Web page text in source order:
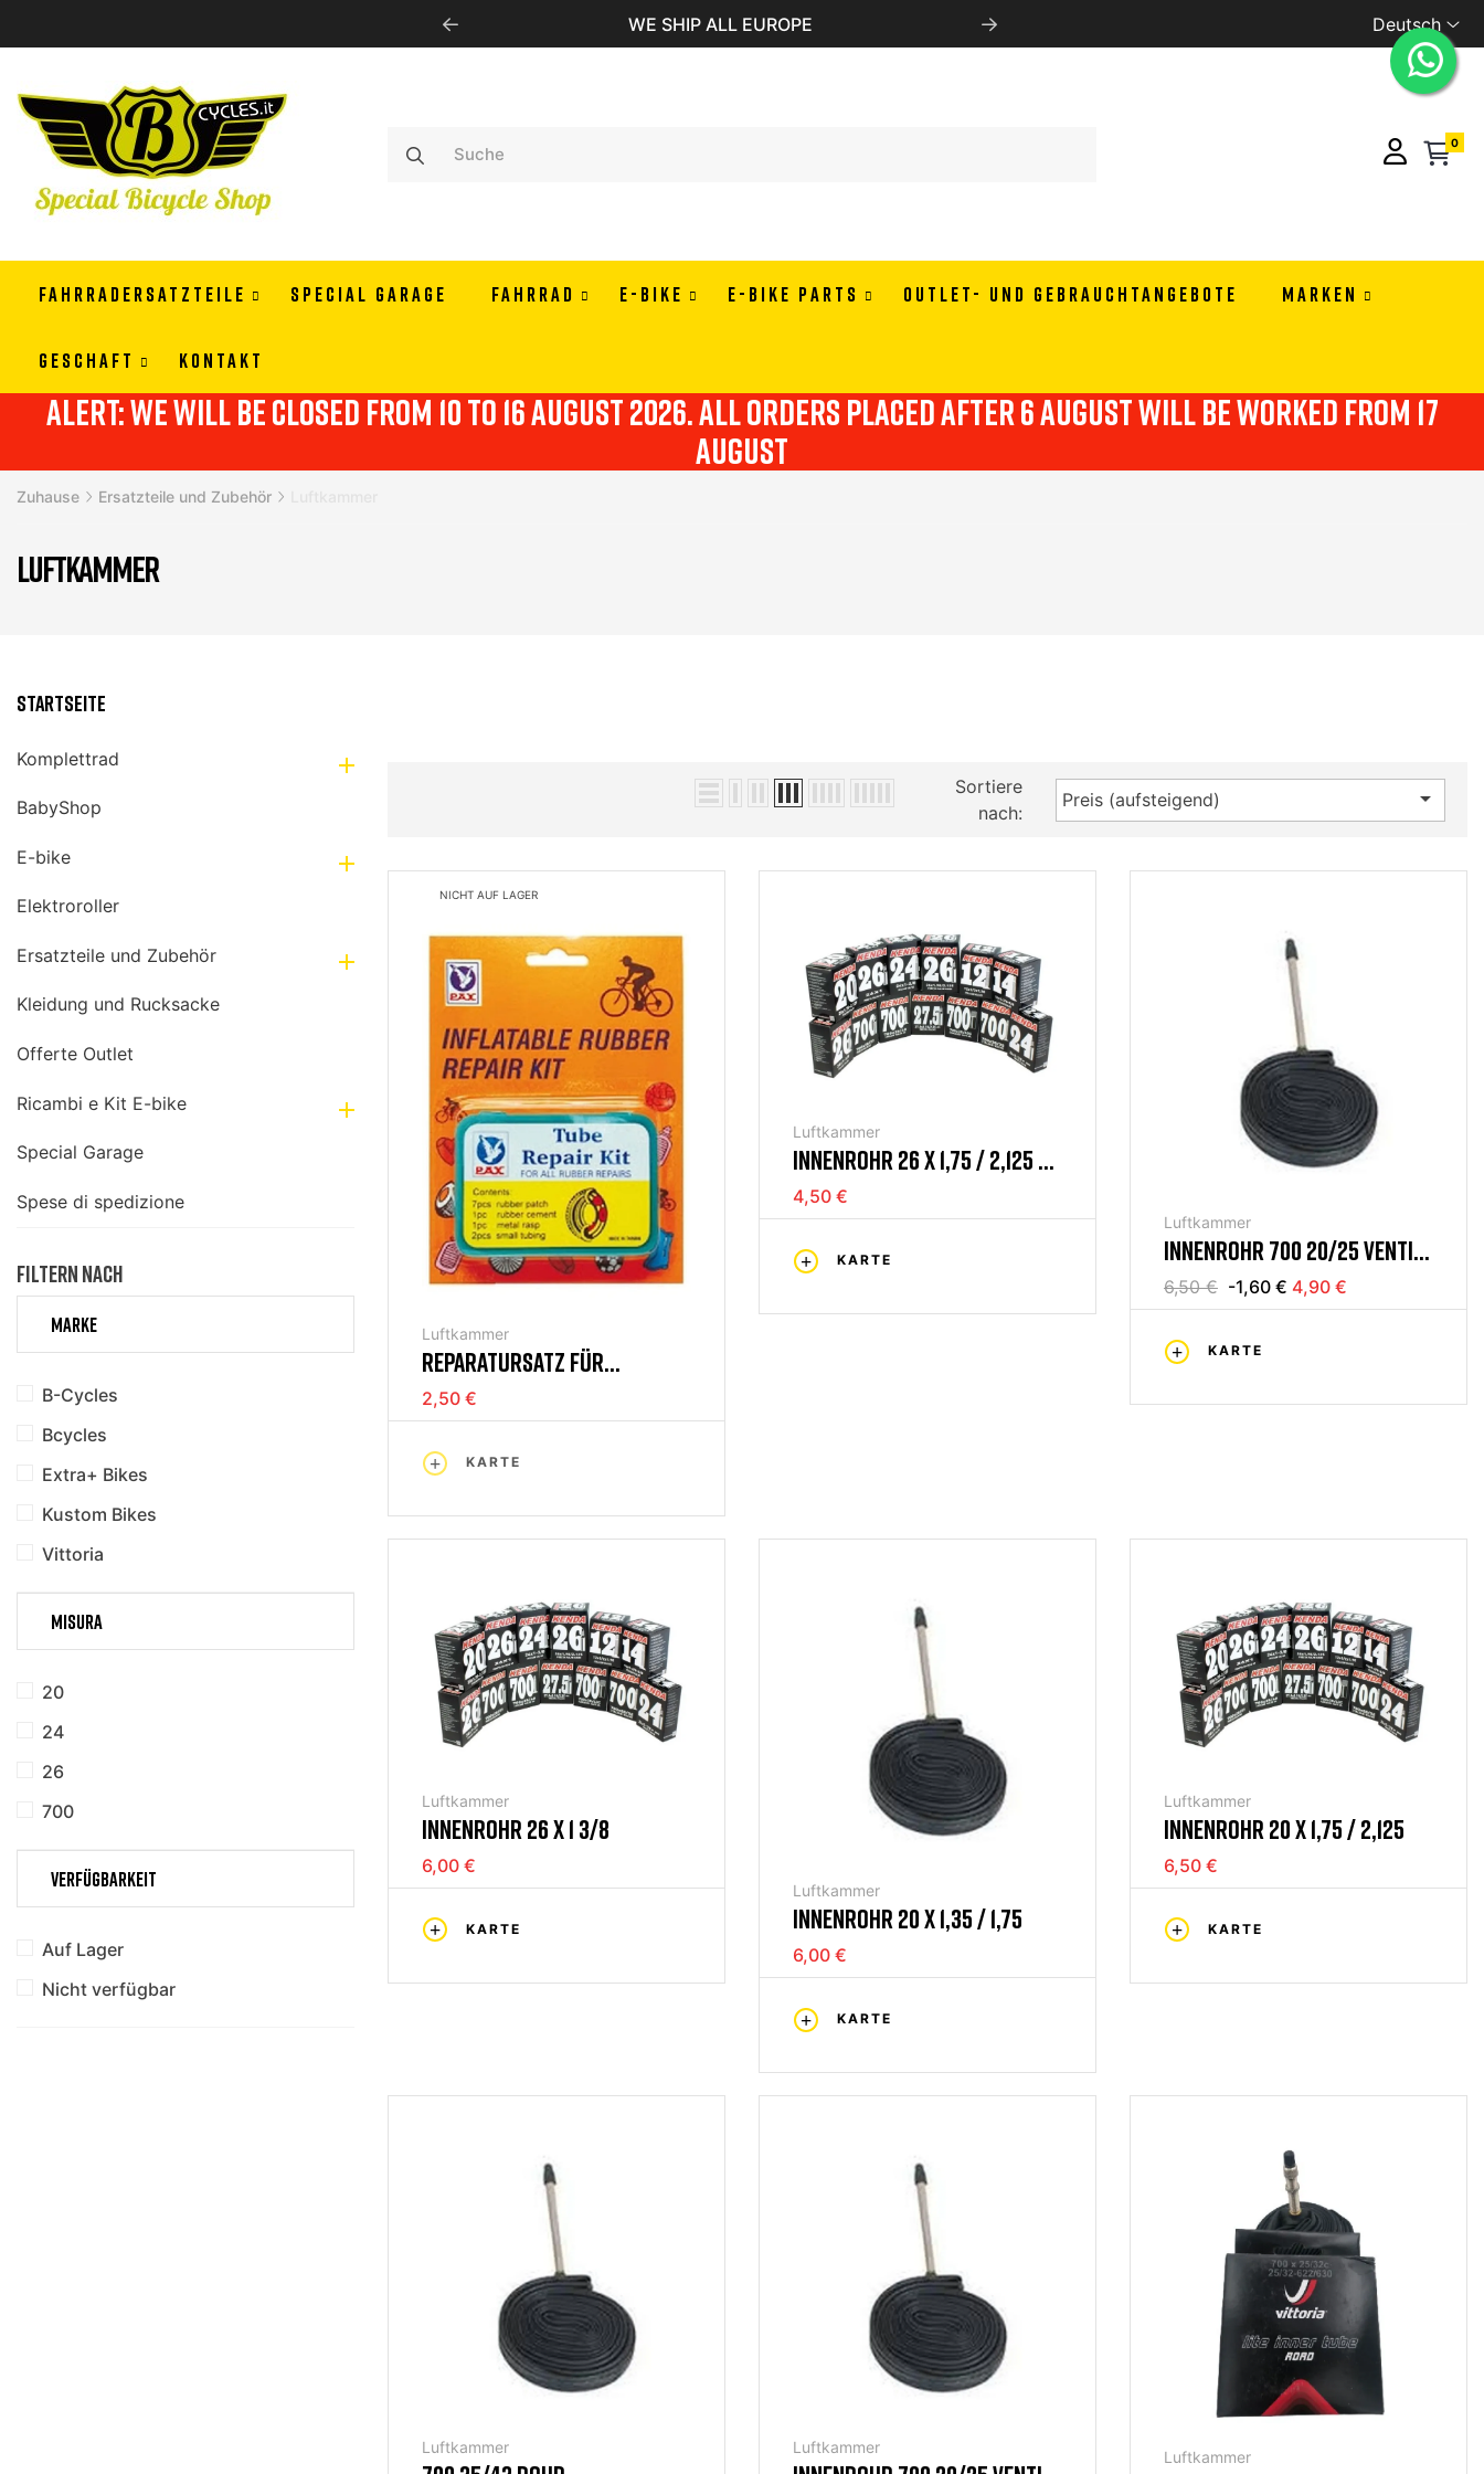
WE SHIP ALL EUROPE PAY IN 3 OR 4 RATES WITH ALMAPAY
Deutsch
0
FAHRRADERSATZTEILE SPECIAL GARAGE FAHRRAD E-BIKE E-BIKE PARTS OUTLET- UND GEBRAUCHTANGEBOTE MARKEN
GESCHAFT KONTAKT
alert: we will be closed from 10 to 16 august 2026. all orders placed after 6 august will be worked from 17
august
Zuhause Ersatzteile und Zubehör
LUFTKAMMER
Startseite
Komplettrad 
BabyShop
E-bike 
Elektroroller
Ersatzteile und Zubehör 
Kleidung und Rucksacke
Offerte Outlet
Ricambi e Kit E-bike 
Special Garage
Spese di spedizione
FILTERN NACH
MARKE
B-Cycles
Bcycles
Extra+ Bikes
Kustom Bikes
Vittoria
MISURA
20
24
26
700
VERFÜGBARKEIT
Auf Lager
Nicht verfügbar
Sortiere
nach:
Preis (aufsteigend) 
NICHT AUF LAGER
Luftkammer
REPARATURSATZ FÜR
INNENROHR
2,50 €
KARTE
Luftkammer
INNENROHR 26 X 1,75 / 2,125 V.
MOTO
4,50 €
KARTE
Luftkammer
INNENROHR 700 20/25 VENTIL
60MM
6,50 € -1,60 € 4,90 €
KARTE
Luftkammer
INNENROHR 26 X 1 3/8
6,00 €
KARTE
Luftkammer
INNENROHR 20 X 1,35 / 1,75
6,00 €
KARTE
Luftkammer
INNENROHR 20 X 1,75 / 2,125
6,50 €
KARTE
Luftkammer Luftkammer Luftkammer